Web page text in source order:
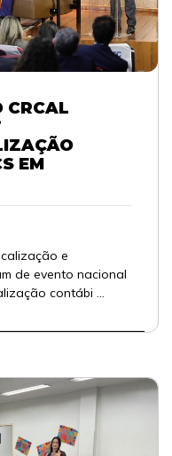
CRCAL
EM
e
de evento nacional
contábi ...